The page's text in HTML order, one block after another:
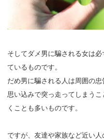
そしてダメ男に騙される女は
ているものです。
だめ男に騙される人は周囲の
思い込みで突っ走ってしまう
くことも多いものです。
ですが、友達や家族など近い人